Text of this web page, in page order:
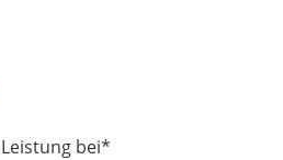
bei*